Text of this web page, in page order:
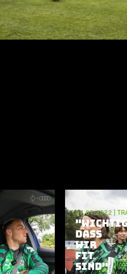
07.07.2022
DASS
WIR
FIT
SIND"